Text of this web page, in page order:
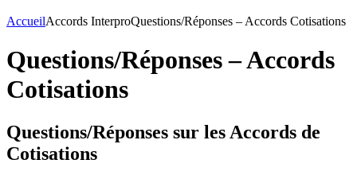
AccueilAccords InterproQuestions/Réponses – Accords Cotisations
Questions/Réponses – Accords
Cotisations
Questions/Réponses sur les Accords de
Cotisations